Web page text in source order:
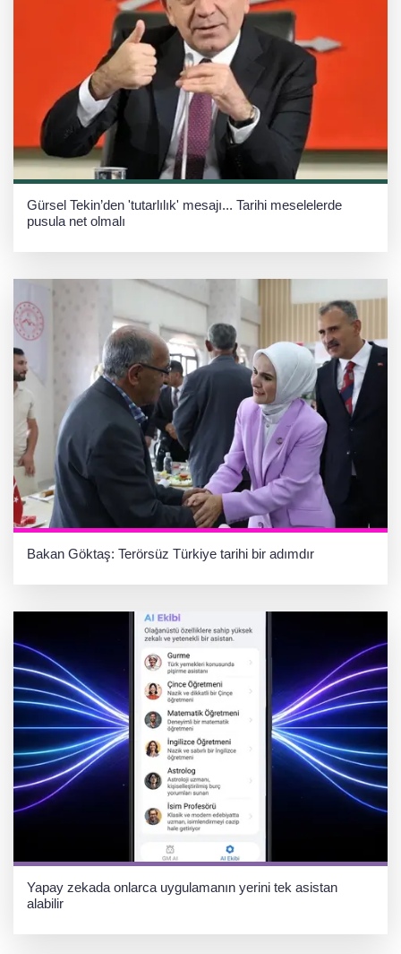
Gürsel Tekin’den 'tutarlılık' mesajı... Tarihi meselelerde
pusula net olmalı
Bakan Göktaş: Terörsüz Türkiye tarihi bir adımdır
Yapay zekada onlarca uygulamanın yerini tek asistan
alabilir